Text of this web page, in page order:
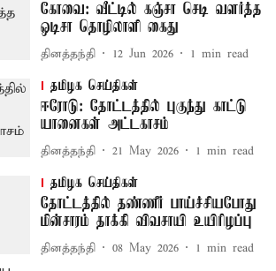
கோவை: வீட்டில் கஞ்சா செடி வளர்த்த
ஒடிசா தொழிலாளி கைது
தினத்தந்தி 12 Jun 2026 1 min read
தமிழக செய்திகள்
ஈரோடு: தோட்டத்தில் புகுந்து காட்டு
யானைகள் அட்டகாசம்
தினத்தந்தி 21 May 2026 1 min read
தமிழக செய்திகள்
தோட்டத்தில் தண்ணீர் பாய்ச்சியபோது
மின்சாரம் தாக்கி விவசாயி உயிரிழப்பு
தினத்தந்தி 08 May 2026 1 min read